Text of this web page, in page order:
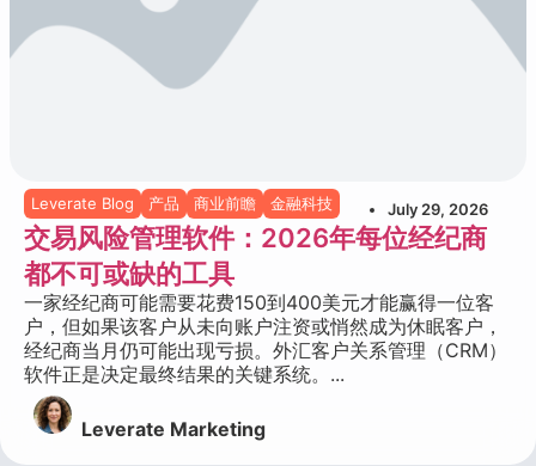
Leverate Blog 产品 商业前瞻 金融科技 July 29, 2026
交易风险管理软件：2026年每位经纪商
都不可或缺的工具
一家经纪商可能需要花费150到400美元才能赢得一位客
户，但如果该客户从未向账户注资或悄然成为休眠客户，
经纪商当月仍可能出现亏损。外汇客户关系管理（CRM）
软件正是决定最终结果的关键系统。...
Leverate Marketing